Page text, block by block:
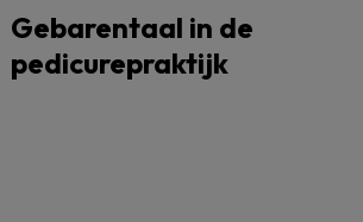
Gebarentaal in de
pedicurepraktijk